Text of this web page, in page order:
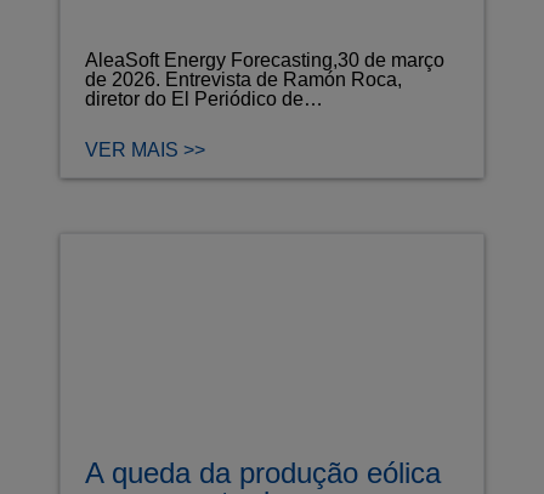
AleaSoft Energy Forecasting,30 de março
de 2026. Entrevista de Ramón Roca,
diretor do El Periódico de…
VER MAIS >>
A queda da produção eólica